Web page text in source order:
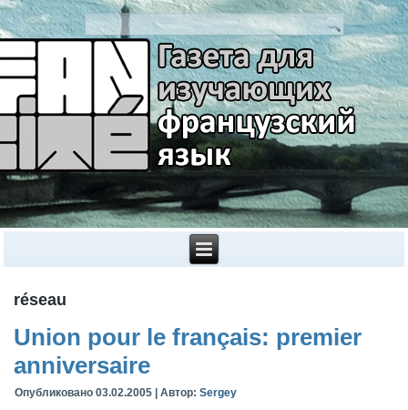
réseau
Union pour le français: premier
anniversaire
Опубликовано 03.02.2005 |Автор: Sergey